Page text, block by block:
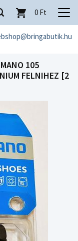
0 Ft
105
FELNIHEZ [2